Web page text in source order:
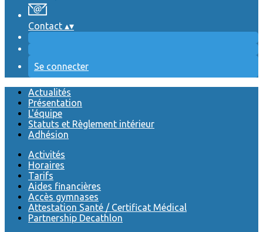
Contact ▴▾
Se connecter
Actualités
Présentation
L'équipe
Statuts et Règlement intérieur
Adhésion
Activités
Horaires
Tarifs
Aides financières
Accès gymnases
Attestation Santé / Certificat Médical
Partnership Decathlon